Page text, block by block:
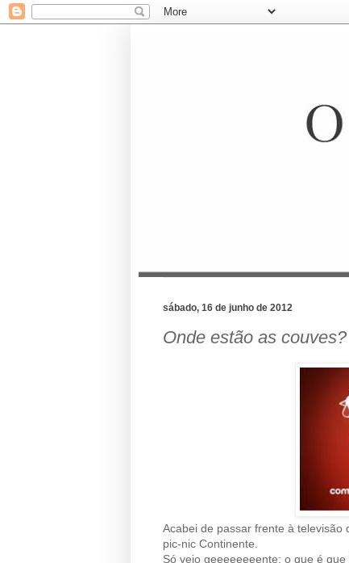
sábado, 16 de junho de 2012
Onde estão as couves?
Acabei de passar frente à televisão
pic-nic Continente.
Só vejo geeeeeeeente; o que é